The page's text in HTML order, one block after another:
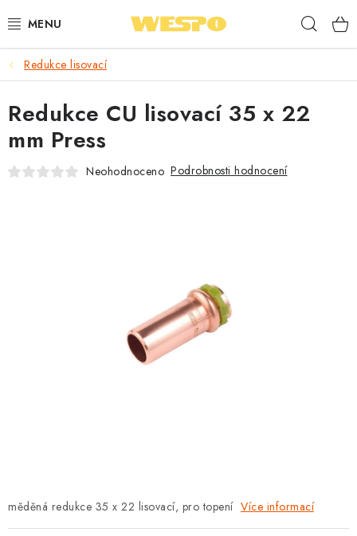
na
ARMATURY PRO TOPENÍ A VODU
TOPENÍ A OHŘEV VODY
TVAROVKY A TRUBKY
Redukce lisovací
měděná redukce 35 x 22 lisovací, pro topení Více informací
Redukce CU lisovací 35 x 22
mm Press
Neohodnoceno Podrobnosti hodnocení